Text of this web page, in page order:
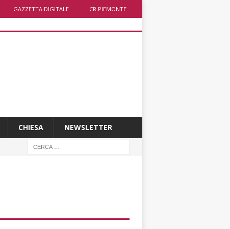
GAZZETTA DIGITALE CR PIEMONTE
CHIESA NEWSLETTER